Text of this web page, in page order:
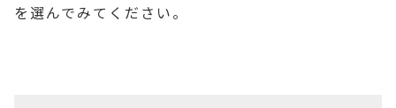
を選んでみてください。